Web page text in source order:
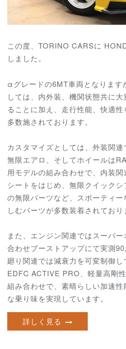
この度、TORINO CARSに
しました。
αグレードの6MT車両となります
しては、内外装、機関状態共に
ることに加え、 走行性能、快適
多数施されております。
カスタマイズとしては、 外装関連
無限エアロ、そしてホイールは
用モデルの組み合わせで、内装関
シートをはじめ、無限クイック
の無限パーツなど、スポーティ
しむパーツが多数装着されており
また、エンジン関連ではスーパ
合わせブーストアップにて実測
廻り関連では減衰力を可変制御
EDFC ACTIVE PRO、軽量高剛
組み合わせで、素晴らしい加速
な乗り味を実現しています。
詳しく見る